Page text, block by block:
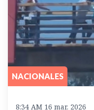
NACIONALES
8:34 AM 16 mar. 2026